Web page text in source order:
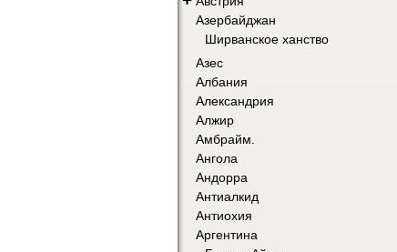
Азербайджан
Ширванское ханство
Азес
Албания
Александрия
Алжир
Амбрайм.
Ангола
Андорра
Антиалкид
Антиохия
Аргентина